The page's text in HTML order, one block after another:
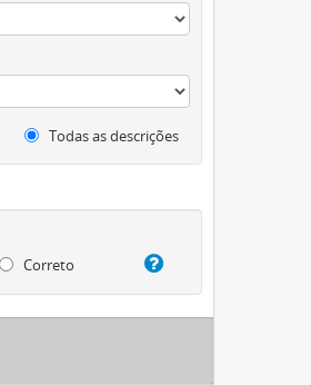
Todas as descrições
Correto